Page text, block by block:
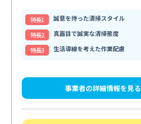
特⻑1
誠意を持った清掃スタイル
特⻑2
真面目で誠実な清掃態度
特⻑3
生活導線を考えた作業配慮
事業者の詳細情報を見る